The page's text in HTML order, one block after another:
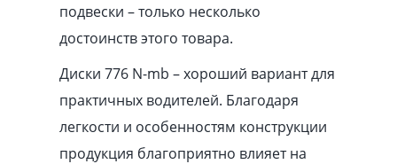
подвески – только несколько
достоинств этого товара.
Диски 776 N-mb – хороший вариант для
практичных водителей. Благодаря
легкости и особенностям конструкции
продукция благоприятно влияет на